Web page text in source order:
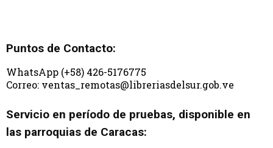
Puntos de Contacto:
WhatsApp (+58) 426-5176775
Correo: ventas_remotas@libreriasdelsur.gob.ve
Servicio en período de pruebas, disponible en
las parroquias de Caracas: